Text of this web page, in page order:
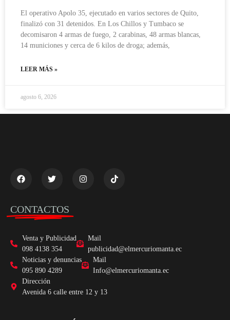
El operativo Apolo 35, ejecutado en varios sectores de Quito,
finalizó con 31 detenidos. En Los Chillos y Tumbaco se
decomisaron 4 armas de fuego, 2 carabinas, 48 armas blancas,
14 municiones y cerca de 6 kilos de droga; además,
LEER MÁS »
agosto 6, 2026
CONTACTOS
Venta y Publicidad
098 4138 354
Mail
publicidad@elmercuriomanta.ec
Noticias y denuncias
095 890 4289
Mail
Info@elmercuriomanta.ec
Dirección
Avenida 6 calle entre 12 y 13